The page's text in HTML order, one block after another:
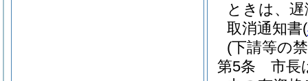
ときは、
取消通知書(
(下請等の
第5条
市長